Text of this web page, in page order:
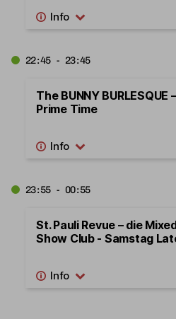
22:45 - 23:45
The BUNNY
Prime Time
23:55 - 00:55
St. Pauli Revue – die
Show Club - Samstag